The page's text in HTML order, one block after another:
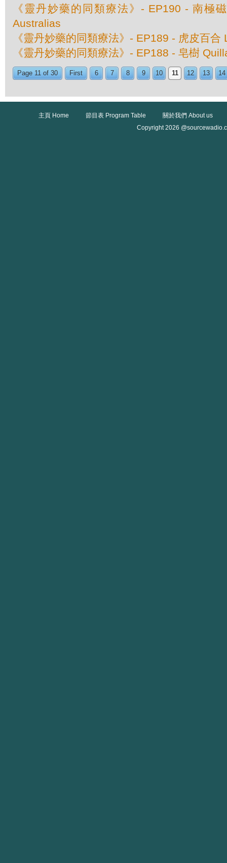
《靈丹妙藥的同類療法》- EP190 - 南極
Australias
《靈丹妙藥的同類療法》- EP189 - 虎皮百
《靈丹妙藥的同類療法》- EP188 - 皂樹
Page 11 of 30 First 6 7 8 9 10 11 12 13 14
主頁 Home 節目表 Program Table
關於我們 About us
Copyright 2026